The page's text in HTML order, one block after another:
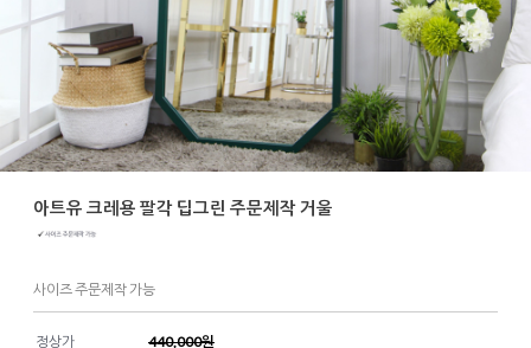
아트유 크레용 팔각 딥그린 주문제작 거울
사이즈 주문제작 가능
정상가 440,000원